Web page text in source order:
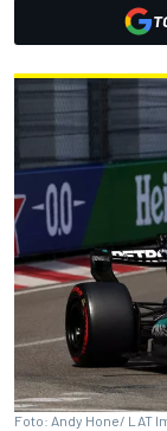
Foto: Andy Hone/ LAT